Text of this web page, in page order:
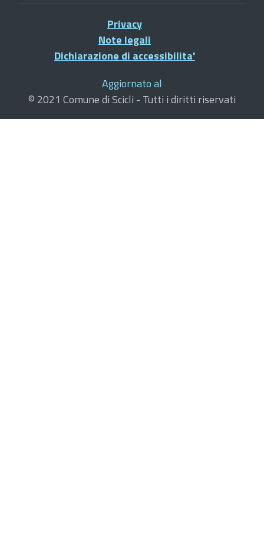
Privacy
Note legali
Dichiarazione di accessibilita'
Aggiornato al
© 2021 Comune di Scicli - Tutti i diritti riservati